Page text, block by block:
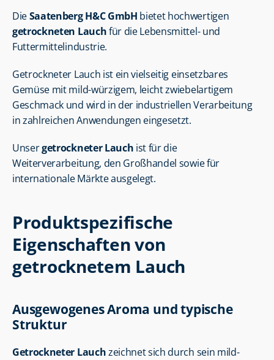
Die Saatenberg H&C GmbH
getrockneten Lauch für die Lebensmittel- und
Futtermittelindustrie.
Getrockneter Lauch ist ein vielseitig einsetzbares
Gemüse mit mild-würzigem, leicht zwiebelartigem
Geschmack und wird in der industriellen Verarbeitung
in zahlreichen Anwendungen eingesetzt.
Unser getrockneter Lauch ist für die
Weiterverarbeitung, den Großhandel sowie für
internationale Märkte ausgelegt.
Produktspezifische
Eigenschaften von
getrocknetem Lauch
Ausgewogenes Aroma und typische
Struktur
Getrockneter Lauch zeichnet sich durch sein mild-